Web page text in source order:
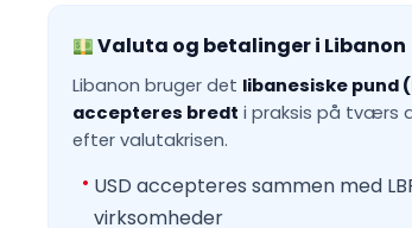
Valuta og betalinger i Libanon
Libanon bruger det libanesiske pund
accepteres bredt i praksis på tværs
efter valutakrisen.
USD accepteres sammen med
virksomheder